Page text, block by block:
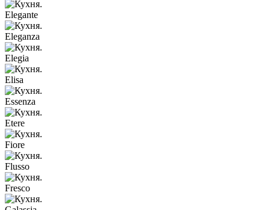
Elegante
Eleganza
Elegia
Elisa
Essenza
Etere
Fiore
Flusso
Fresco